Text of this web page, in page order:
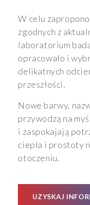
W celu
zgodnych z
laboratorium
opracowało i
delikatnych
przeszłości.
Nowe barwy,
przywodzą na
i zaspokajają
ciepła i prostoty
otoczeniu.
UZYSKAJ